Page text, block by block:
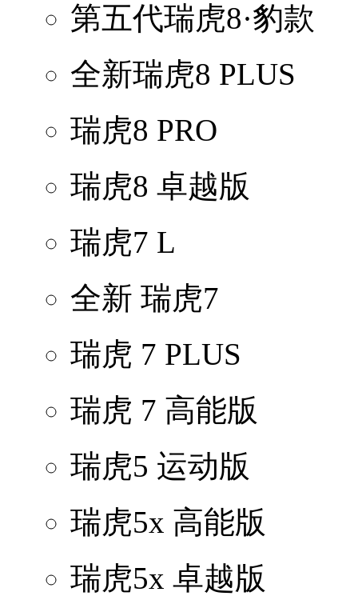
第五代瑞虎8·豹款
全新瑞虎8 PLUS
瑞虎8 PRO
瑞虎8 卓越版
瑞虎7 L
全新 瑞虎7
瑞虎 7 PLUS
瑞虎 7 高能版
瑞虎5 运动版
瑞虎5x 高能版
瑞虎5x 卓越版